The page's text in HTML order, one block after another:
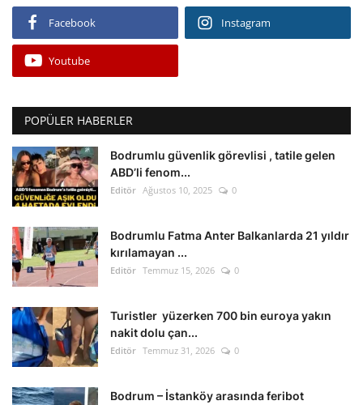
Facebook Instagram
Youtube
POPÜLER HABERLER
Bodrumlu güvenlik görevlisi , tatile gelen
ABD’li fenom...
Editör Ağustos 10, 2025 0
Bodrumlu Fatma Anter Balkanlarda 21 yıldır
kırılamayan ...
Editör Temmuz 15, 2026 0
Turistler yüzerken 700 bin euroya yakın
nakit dolu çan...
Editör Temmuz 31, 2026 0
Bodrum – İstanköy arasında feribot